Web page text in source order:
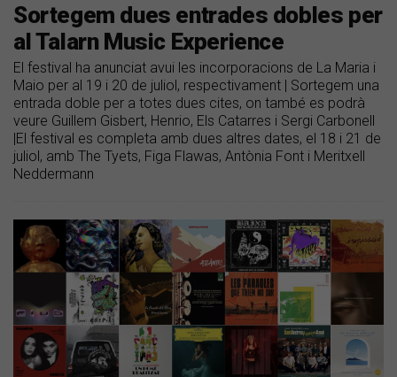
Sortegem dues entrades dobles per
al Talarn Music Experience
El festival ha anunciat avui les incorporacions de La Maria i
Maio per al 19 i 20 de juliol, respectivament | Sortegem una
entrada doble per a totes dues cites, on també es podrà
veure Guillem Gisbert, Henrio, Els Catarres i Sergi Carbonell
|El festival es completa amb dues altres dates, el 18 i 21 de
juliol, amb The Tyets, Figa Flawas, Antònia Font i Meritxell
Neddermann